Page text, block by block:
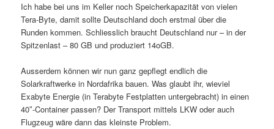
Ich habe bei uns im Keller noch Speicherkapazität von vielen
Tera-Byte, damit sollte Deutschland doch erstmal über die
Runden kommen. Schliesslich braucht Deutschland nur – in der
Spitzenlast – 80 GB und produziert 14oGB.
Ausserdem können wir nun ganz gepflegt endlich die
Solarkraftwerke in Nordafrika bauen. Was glaubt ihr, wieviel
Exabyte Energie (in Terabyte Festplatten untergebracht) in einen
40″-Container passen? Der Transport mittels LKW oder auch
Flugzeug wäre dann das kleinste Problem.